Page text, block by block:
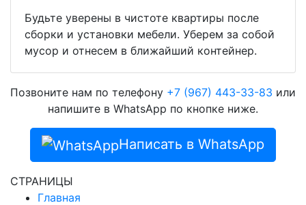
Будьте уверены в чистоте квартиры после
сборки и установки мебели. Уберем за собой
мусор и отнесем в ближайший контейнер.
Позвоните нам по телефону +7 (967) 443-33-83 или
напишите в WhatsApp по кнопке ниже.
Написать в WhatsApp
СТРАНИЦЫ
Главная